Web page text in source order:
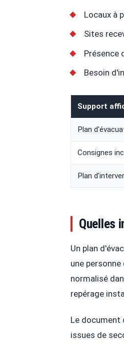
Locaux à
Sites
Présence
Besoin
Support
Plan
Consignes
Plan
Quelles
Un plan
une
normalisé
repérage
Le document
issues de